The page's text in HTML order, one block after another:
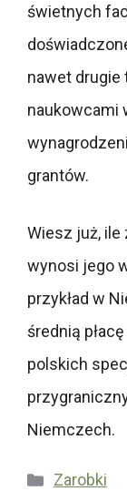
świetnych
nawet
naukowcami
grantów.
Wiesz już, ile
wynosi jego
przykład w
średnią
polskich
Niemczech.
Kategorie
Zarobki